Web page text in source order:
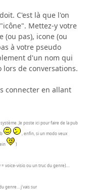
C'est là que l'on
Mettez-y votre
(ou pas), icone (ou
à votre pseudo
d'un nom qui
lors de conversations.
connecter en allant
Je poste ici pour faire de la pub
, enfin, si un modo veux
)
voice-visio ou un truc du genre)....
genre... j'vais sur